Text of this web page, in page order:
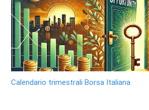
Calendario trimestrali Borsa Italiana